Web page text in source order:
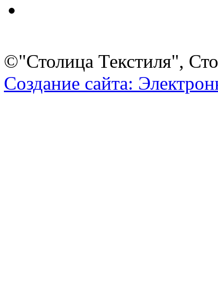
©"Столица Текстиля",
Создание сайта: